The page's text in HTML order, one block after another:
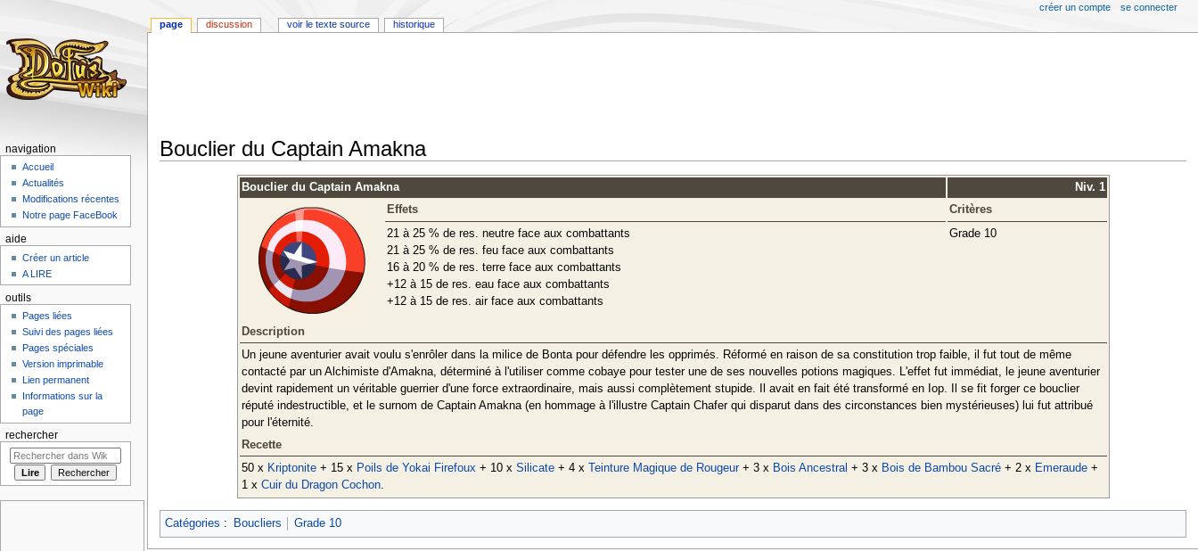
Bouclier du Captain Amakna
Bouclier du Captain Amakna
Niv. 1
Effets
Critères
21 à 25 % de res. neutre face aux combattants
21 à 25 % de res. feu face aux combattants
16 à 20 % de res. terre face aux combattants
+12 à 15 de res. eau face aux combattants
+12 à 15 de res. air face aux combattants
Grade 10
Description
Un jeune aventurier avait voulu s'enrôler dans la milice de Bonta pour défendre les opprimés. Réformé en raison de sa constitution trop faible, il fut tout de même
contacté par un Alchimiste d'Amakna, déterminé à l'utiliser comme cobaye pour tester une de ses nouvelles potions magiques. L'effet fut immédiat, le jeune aventurier
devint rapidement un véritable guerrier d'une force extraordinaire, mais aussi complètement stupide. Il avait en fait été transformé en Iop. Il se fit forger ce bouclier
réputé indestructible, et le surnom de Captain Amakna (en hommage à l'illustre Captain Chafer qui disparut dans des circonstances bien mystérieuses) lui fut attribué
pour l'éternité.
Recette
50 x Kriptonite+ 15 x Poils de Yokai Firefoux + 10 x Silicate+ 4 x Teinture Magique de Rougeur+ 3 x Bois Ancestral + 3 x Bois de Bambou Sacré+ 2 x Emeraude+
1 x Cuir du Dragon Cochon.
Catégories : Boucliers Grade 10
page discussion voir le texte source historique
créer un compte se connecter
navigation
Accueil
Actualités
Modifications récentes
Notre page FaceBook
aide
Créer un article
A LIRE
outils
Pages liées
Suivi des pages liées
Pages spéciales
Version imprimable
Lien permanent
Informations sur la
page
rechercher